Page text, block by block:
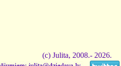
(c) Julita, 2008.- 2026.